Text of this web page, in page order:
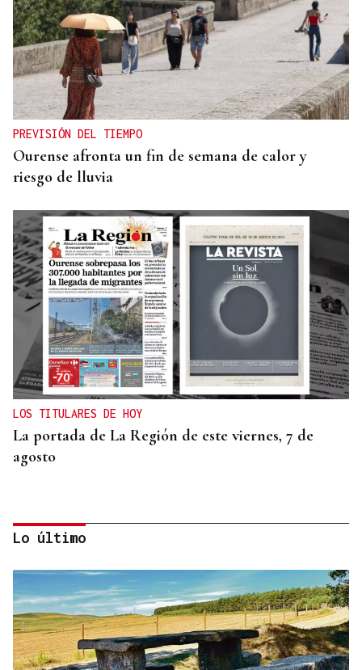
PREVISIÓN DEL TIEMPO
Ourense afronta un fin de semana de calor y
riesgo de lluvia
LOS TITULARES DE HOY
La portada de La Región de este viernes, 7 de
agosto
Lo último